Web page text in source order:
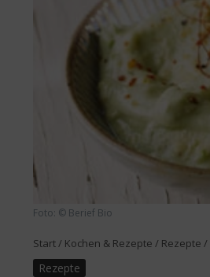
Foto: © Berief Bio
Start/ Kochen & Rezepte / Rezepte /
Rezepte